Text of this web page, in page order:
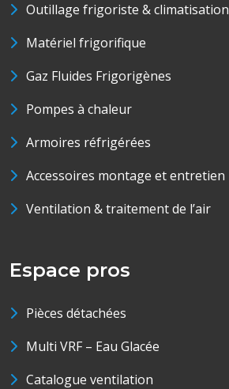
Outillage frigoriste & climatisation
Matériel frigorifique
Gaz Fluides Frigorigènes
Pompes à chaleur
Armoires réfrigérées
Accessoires montage et entretien
Ventilation & traitement de l’air
Espace pros
Pièces détachées
Multi VRF – Eau Glacée
Catalogue ventilation